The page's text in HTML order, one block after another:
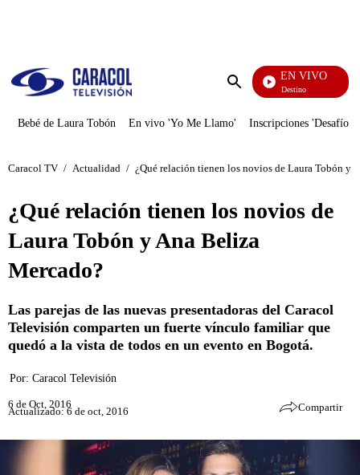
Enviar
EN VIVO
El Juego De Mi Destino
Bebé de Laura Tobón En vivo 'Yo Me Llamo' Inscripciones 'Desafío'
Caracol TV / Actualidad / ¿Qué relación tienen los novios de Laura Tobón y
¿Qué relación tienen los novios de
Laura Tobón y Ana Beliza
Mercado?
Las parejas de las nuevas presentadoras del Caracol
Televisión comparten un fuerte vínculo familiar que
quedó a la vista de todos en un evento en Bogotá.
Por: Caracol Televisión
6 de Oct, 2016
Actualizado: 6 de oct, 2016 Compartir